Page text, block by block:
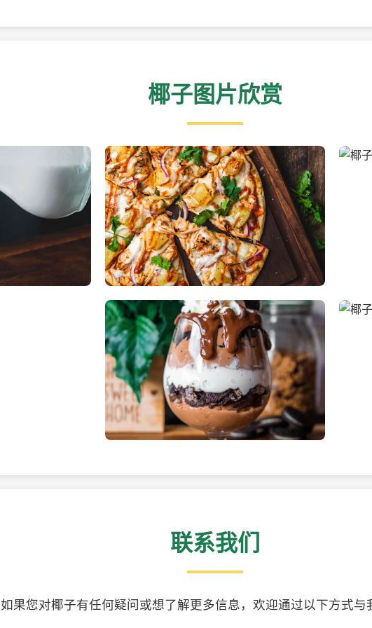
椰子图片欣赏
新鲜采摘的椰子 清凉
联系我们
如果您对椰子有任何疑问或想了解更多信息，欢迎通过以下方式与